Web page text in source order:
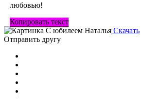
любовью!
Копировать текст
Скачать
Отправить другу